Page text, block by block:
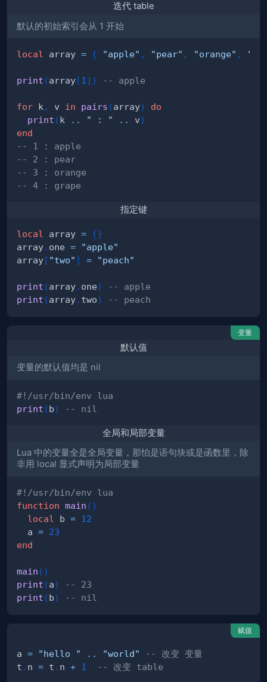
迭代 table
默认的初始索引会从 1 开始
local array = { "apple" , "pear" , "orange" ,
print (array[1 ] ) -- apple
for k , v in pairs (array)
do
print (k .. " : " .. v)
end
-- 1 : apple
-- 2 : pear
-- 3 : orange
-- 4 : grape
指定键
local array = {}
array. one =
"apple"
array[ "two" ] = "peach"
print (array. one)
-- apple
print (array. two) -- peach
变量
默认值
变量的默认值均是 nil
#!/usr/bin/env lua
print (b) -- nil
全局和局部变量
Lua 中的变量全是全局变量，那怕是语句块或是函数里，除
非用 local 显式声明为局部变量
#!/usr/bin/env lua
function main ( )
local
b = 12
  a
= 23
end
main ( )
print (a)
-- 23
print (b) -- nil
赋值
a = "hello " .. "world"
-- 改变 变量
t . n = t . n + 1 -- 改变 table